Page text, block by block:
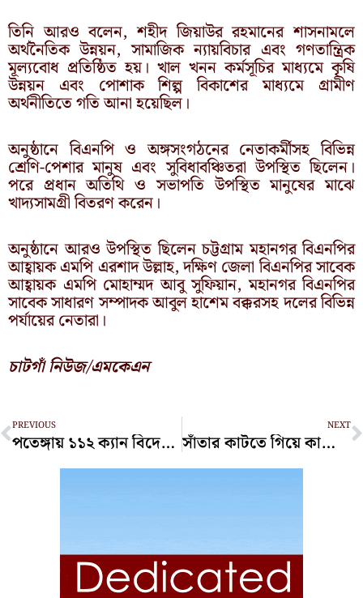
তিনি আরও বলেন, শহীদ জিয়াউর রহমানের শাসনামলে
অর্থনৈতিক উন্নয়ন, সামাজিক ন্যায়বিচার এবং গণতান্ত্রিক
মূল্যবোধ প্রতিষ্ঠিত হয়। খাল খনন কর্মসূচির মাধ্যমে কৃষি
উন্নয়ন এবং পোশাক শিল্প বিকাশের মাধ্যমে গ্রামীণ
অর্থনীতিতে গতি আনা হয়েছিল।
অনুষ্ঠানে বিএনপি ও অঙ্গসংগঠনের নেতাকর্মীসহ বিভিন্ন
শ্রেণি-পেশার মানুষ এবং সুবিধাবঞ্চিতরা উপস্থিত ছিলেন।
পরে প্রধান অতিথি ও সভাপতি উপস্থিত মানুষের মাঝে
খাদ্যসামগ্রী বিতরণ করেন।
অনুষ্ঠানে আরও উপস্থিত ছিলেন চট্টগ্রাম মহানগর বিএনপির
আহ্বায়ক এমপি এরশাদ উল্লাহ, দক্ষিণ জেলা বিএনপির সাবেক
আহ্বায়ক এমপি মোহাম্মদ আবু সুফিয়ান, মহানগর বিএনপির
সাবেক সাধারণ সম্পাদক আবুল হাশেম বক্করসহ দলের বিভিন্ন
পর্যায়ের নেতারা।
চাটগাঁ নিউজ/এমকেএন
Prev
PREVIOUS
পতেঙ্গায় ১১২ ক্যান বিদেশি বিয়ারসহ আটক ২
NEXT
সাঁতার কাটতে গিয়ে কাপ্তাই হ্রদে নিখোঁজ এক কিশোর